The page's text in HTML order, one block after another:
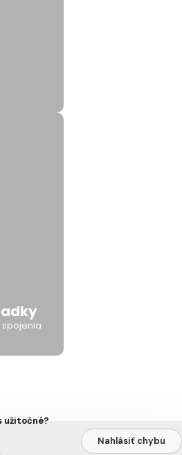
užitočné?
Nahlásiť chybu